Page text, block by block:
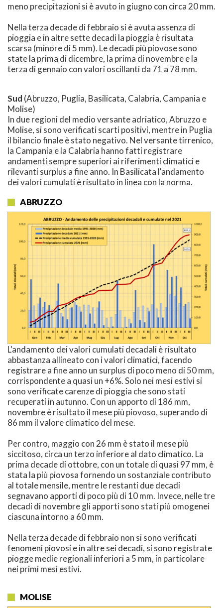
meno precipitazioni si è avuto in giugno con circa 20 mm.
Nella terza decade di febbraio si è avuta assenza di
pioggia e in altre sette decadi la pioggia è risultata
scarsa (minore di 5 mm). Le decadi più piovose sono
state la prima di dicembre, la prima di novembre e la
terza di gennaio con valori oscillanti da 71 a 78 mm.
Sud (Abruzzo, Puglia, Basilicata, Calabria, Campania e
Molise)
In due regioni del medio versante adriatico, Abruzzo e
Molise, si sono verificati scarti positivi, mentre in Puglia
il bilancio finale è stato negativo. Nel versante tirrenico,
la Campania e la Calabria hanno fatti registrare
andamenti sempre superiori ai riferimenti climatici e
rilevanti surplus a fine anno. In Basilicata l'andamento
dei valori cumulati è risultato in linea con la norma.
ABRUZZO
L'andamento dei valori cumulati decadali è risultato
abbastanza allineato con i valori climatici, facendo
registrare a fine anno un surplus di poco meno di 50 mm,
corrispondente a quasi un +6%. Solo nei mesi estivi si
sono verificate carenze di pioggia che sono stati
recuperati in autunno. Con un apporto di 186 mm,
novembre è risultato il mese più piovoso, superando di
86 mm il valore climatico del mese.
Per contro, maggio con 26 mm è stato il mese più
siccitoso, circa un terzo inferiore al dato climatico. La
prima decade di ottobre, con un totale di quasi 97 mm, è
stata la più piovosa fornendo un sostanziale contributo
al totale mensile, mentre le restanti due decadi
segnavano apporti di poco più di 10 mm. Invece, nelle tre
decadi di novembre gli apporti sono stati più omogenei
ciascuna intorno a 60 mm.
Nella terza decade di febbraio non si sono verificati
fenomeni piovosi e in altre sei decadi, si sono registrate
piogge medie regionali inferiori a 5 mm, in particolare
nei primi mesi estivi.
MOLISE